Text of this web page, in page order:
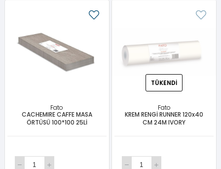
Fato
CACHEMIRE CAFFE MASA
ÖRTÜSÜ 100*100 25Lİ
TÜKENDI
Fato
KREM RENGİ RUNNER 120x40
CM 24M IVORY